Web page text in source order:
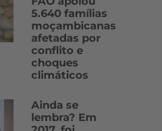
5.640 famílias
moçambicanas
afetadas por
conflito e
choques
climáticos
Ainda se
lembra? Em